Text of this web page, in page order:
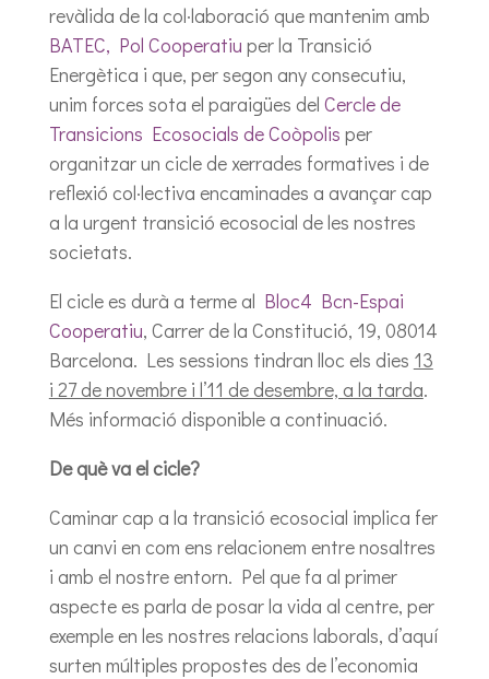
revàlida de la col·laboració que mantenim amb
BATEC, Pol Cooperatiu per la Transició
Energètica i que, per segon any consecutiu,
unim forces sota el paraigües del Cercle de
Transicions Ecosocials de Coòpolis per
organitzar un cicle de xerrades formatives i de
reflexió col·lectiva encaminades a avançar cap
a la urgent transició ecosocial de les nostres
societats.
El cicle es durà a terme al Bloc4 Bcn-Espai
Cooperatiu, Carrer de la Constitució, 19, 08014
Barcelona. Les sessions tindran lloc els dies 13
i 27 de novembre i l’11 de desembre, a la tarda.
Més informació disponible a continuació.
De què va el cicle?
Caminar cap a la transició ecosocial implica fer
un canvi en com ens relacionem entre nosaltres
i amb el nostre entorn. Pel que fa al primer
aspecte es parla de posar la vida al centre, per
exemple en les nostres relacions laborals, d’aquí
surten múltiples propostes des de l’economia